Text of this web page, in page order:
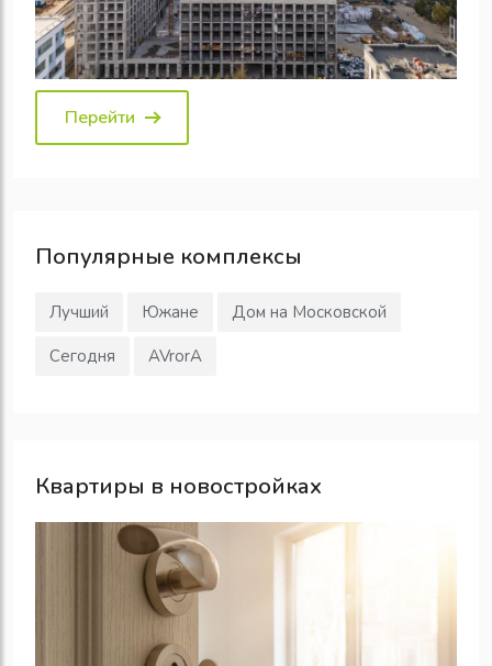
Перейти
Популярные комплексы
Лучший Южане
Дом на Московской
Сегодня
AVrorA
Квартиры в новостройках